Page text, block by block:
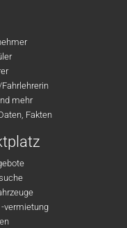
mehr
Fakten
-vermietung